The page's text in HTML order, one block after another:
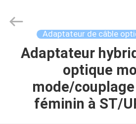
MAISON
PRODUITS
Optical
Communication
Developed
Adaptateur de câble
Adaptateur
optique
mode/couplage
féminin à ST/